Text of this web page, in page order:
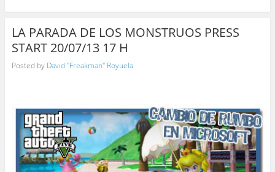
LA PARADA DE LOS MONSTRUOS PRESS
START 20/07/13 17 H
Posted by David "Freakman" Royuela